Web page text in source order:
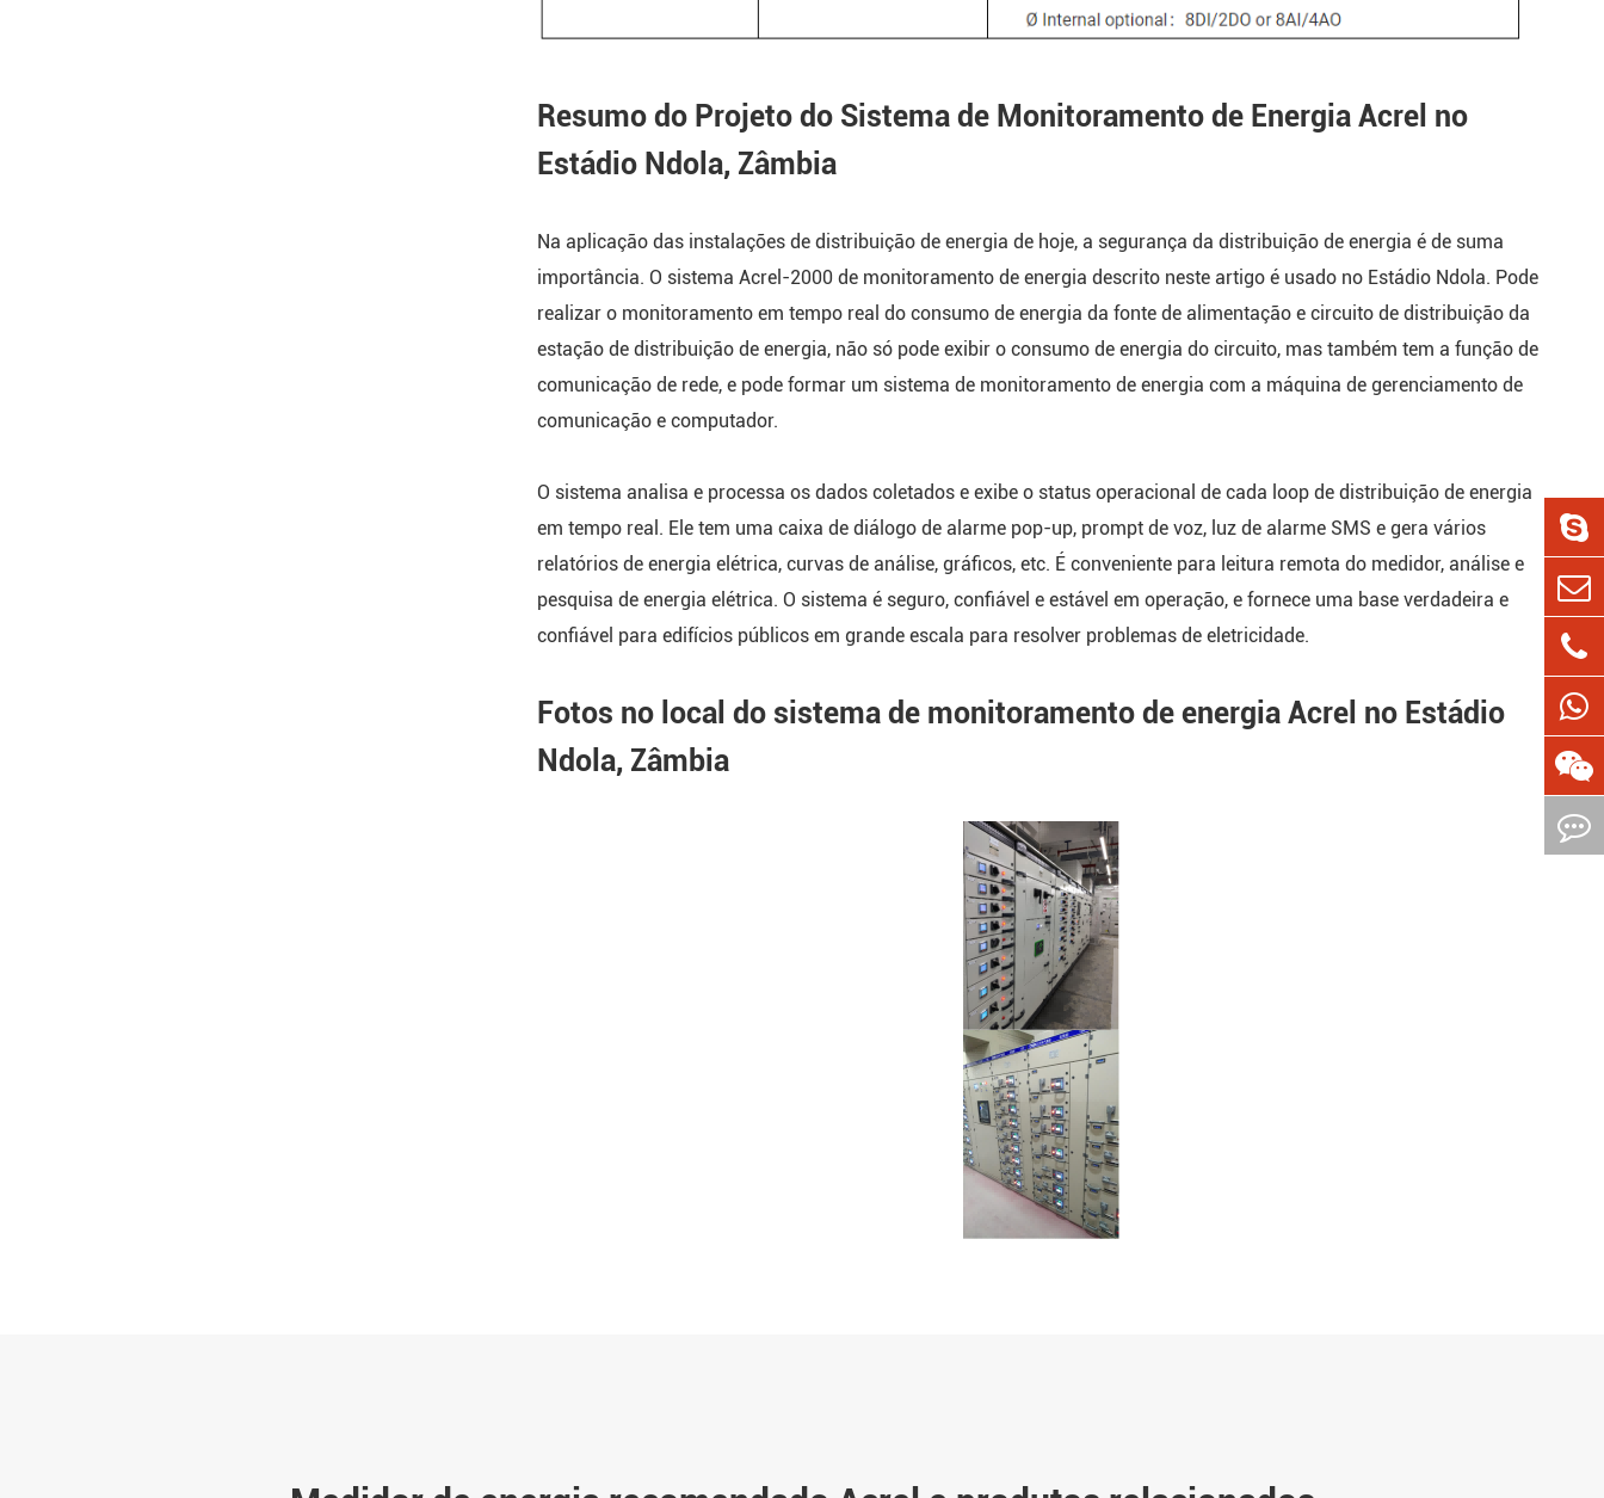
Resumo do Projeto do Sistema de Monitoramento de Energia Acrel no
Estádio Ndola, Zâmbia
Na aplicação das instalações de distribuição de energia de hoje, a segurança da distribuição de energia é de suma
importância. O sistema Acrel-2000 de monitoramento de energia descrito neste artigo é usado no Estádio Ndola. Pode
realizar o monitoramento em tempo real do consumo de energia da fonte de alimentação e circuito de distribuição da
estação de distribuição de energia, não só pode exibir o consumo de energia do circuito, mas também tem a função de
comunicação de rede, e pode formar um sistema de monitoramento de energia com a máquina de gerenciamento de
comunicação e computador.
O sistema analisa e processa os dados coletados e exibe o status operacional de cada loop de distribuição de energia
em tempo real. Ele tem uma caixa de diálogo de alarme pop-up, prompt de voz, luz de alarme SMS e gera vários
relatórios de energia elétrica, curvas de análise, gráficos, etc. É conveniente para leitura remota do medidor, análise e
pesquisa de energia elétrica. O sistema é seguro, confiável e estável em operação, e fornece uma base verdadeira e
confiável para edifícios públicos em grande escala para resolver problemas de eletricidade.
Fotos no local do sistema de monitoramento de energia Acrel no Estádio
Ndola, Zâmbia